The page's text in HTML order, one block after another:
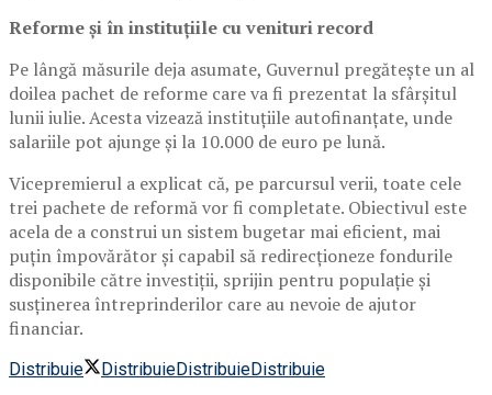
Reforme și în instituțiile cu venituri record
Pe lângă măsurile deja asumate, Guvernul pregătește un al
doilea pachet de reforme care va fi prezentat la sfârșitul
lunii iulie. Acesta vizează instituțiile autofinanțate, unde
salariile pot ajunge și la 10.000 de euro pe lună.
Vicepremierul a explicat că, pe parcursul verii, toate cele
trei pachete de reformă vor fi completate. Obiectivul este
acela de a construi un sistem bugetar mai eficient, mai
puțin împovărător și capabil să redirecționeze fondurile
disponibile către investiții, sprijin pentru populație și
susținerea întreprinderilor care au nevoie de ajutor
financiar.
Distribuie DistribuieDistribuieDistribuie